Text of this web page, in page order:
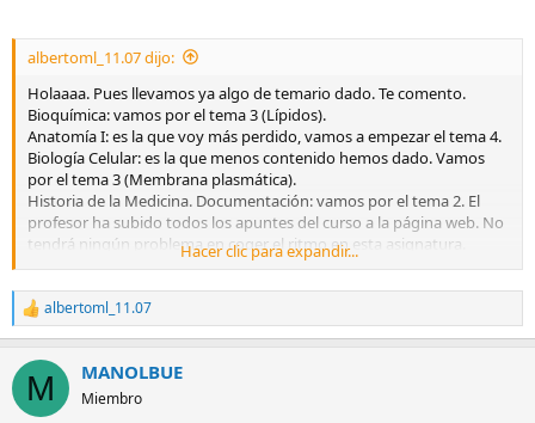
albertoml_11.07 dijo:
Holaaaa. Pues llevamos ya algo de temario dado. Te comento.
Bioquímica: vamos por el tema 3 (Lípidos).
Anatomía I: es la que voy más perdido, vamos a empezar el tema 4.
Biología Celular: es la que menos contenido hemos dado. Vamos
por el tema 3 (Membrana plasmática).
Historia de la Medicina. Documentación: vamos por el tema 2. El
profesor ha subido todos los apuntes del curso a la página web. No
tendrá ningún problema en coger el ritmo en esta asignatura.
Genética: Vamos a empezar el 1.5 mitosis y meoisis.
Si necesita cualquier cosa, que me hable y pregunte sin problema.
Suerte.
Hacer clic para expandir...
R
e
c
i
albertoml_11.07
M MANOLBUE
Miembro